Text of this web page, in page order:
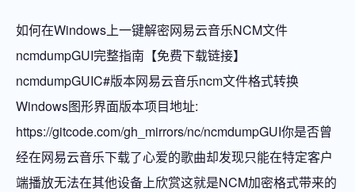
如何在Windows上一键解密网易云音乐NCM文件
ncmdumpGUI完整指南【免费下载链接】
ncmdumpGUIC#版本网易云音乐ncm文件格式转换
Windows图形界面版本项目地址:
https://gitcode.com/gh_mirrors/nc/ncmdumpGUI你是否曾
经在网易云音乐下载了心爱的歌曲却发现只能在特定客户
端播放无法在其他设备上欣赏这就是NCM加密格式带来的